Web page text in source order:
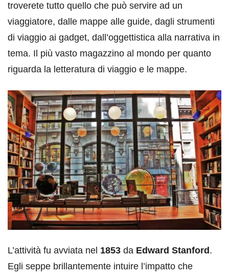
troverete tutto quello che può servire ad un
viaggiatore, dalle mappe alle guide, dagli strumenti
di viaggio ai gadget, dall’oggettistica alla narrativa in
tema. Il più vasto magazzino al mondo per quanto
riguarda la letteratura di viaggio e le mappe.
L’attività fu avviata nel 1853 da Edward Stanford.
Egli seppe brillantemente intuire l’impatto che